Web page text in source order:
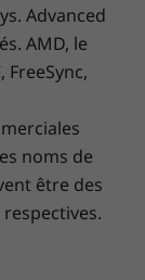
PC,
le tout-
de
ports
carte 3-
vous
Advanced
AMD, le
FreeSync,
noms de
être des